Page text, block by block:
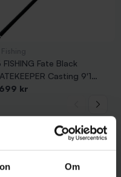
Om
FISHING Fate Black
Casting 9'1
100-300g
kr